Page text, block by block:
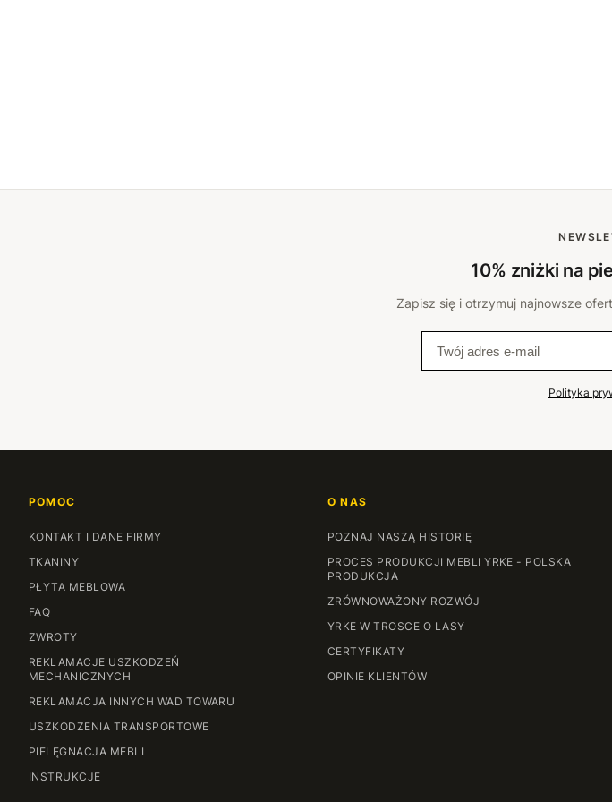
10% zniżki na
Zapisz się i otrzymuj najnowsze
Polityka
POMOC
KONTAKT I DANE FIRMY
TKANINY
PŁYTA MEBLOWA
FAQ
ZWROTY
REKLAMACJE USZKODZEŃ
MECHANICZNYCH
REKLAMACJA INNYCH WAD TOWARU
USZKODZENIA TRANSPORTOWE
PIELĘGNACJA MEBLI
INSTRUKCJE
O NAS
POZNAJ NASZĄ HISTORIĘ
PROCES PRODUKCJI MEBLI YRKE - POLSKA
PRODUKCJA
ZRÓWNOWAŻONY ROZWÓJ
YRKE W TROSCE O LASY
CERTYFIKATY
OPINIE KLIENTÓW